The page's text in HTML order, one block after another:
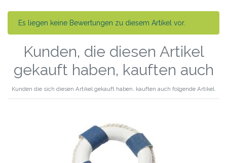
Es liegen keine Bewertungen zu diesem Artikel vor.
Kunden, die diesen Artikel
gekauft haben, kauften auch
Kunden die sich diesen Artikel gekauft haben, kauften auch folgende Artikel.